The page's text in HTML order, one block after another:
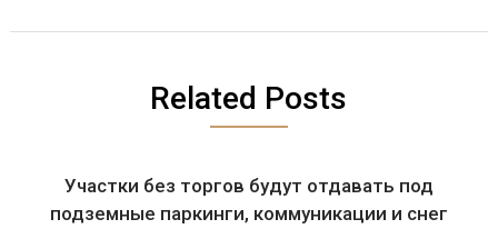
Related Posts
Участки без торгов будут отдавать под
подземные паркинги, коммуникации и снег